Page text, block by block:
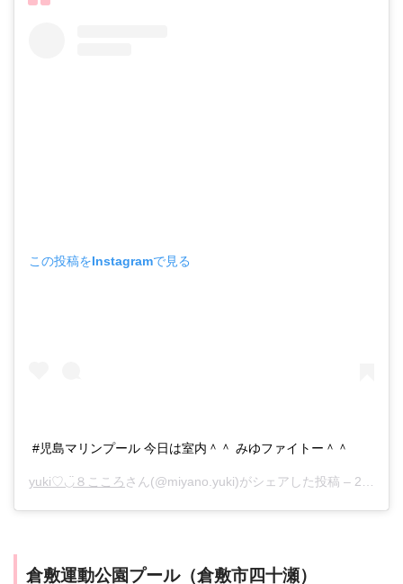
この投稿をInstagramで見る
#児島マリンプール 今日は室内＾＾ みゆファイトー＾＾
yuki♡◡̈８こころ さん(@miyano.yuki)がシェアした投稿 – 2018年10月月20日午後6時26分PDT
倉敷運動公園プール（倉敷市四十瀬）